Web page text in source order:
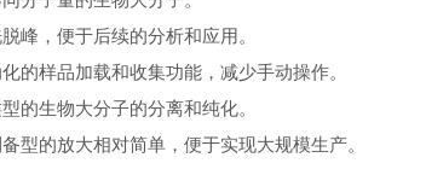
，便于后续的分析和应用。
样品加载和收集功能，减少手动操作。
生物大分子的分离和纯化。
的放大相对简单，便于实现大规模生产。